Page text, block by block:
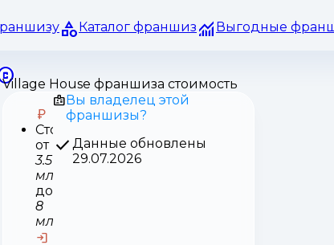
Каталог франшиз Выгодные
Village House франшиза стоимость
Стоимость
от
3.5
млн
до
8
млн
Вы владелец этой
франшизы?
Данные обновлены
29.07.2026